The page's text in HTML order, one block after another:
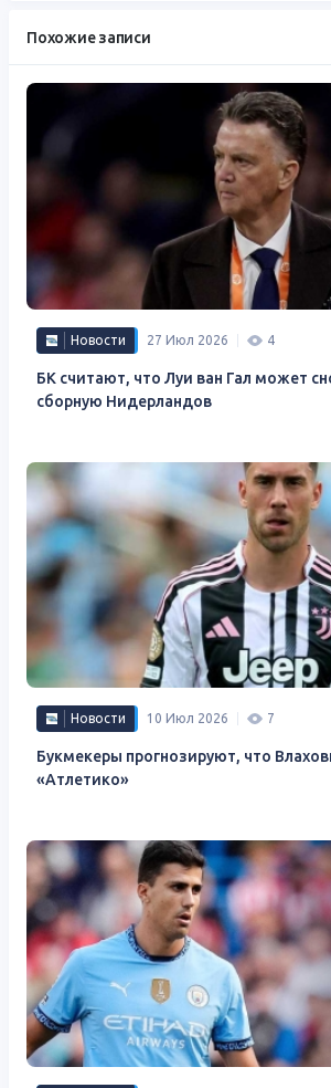
Похожие записи
Новости 27 Июл 2026 4
БК считают, что Луи ван Гал может
сборную Нидерландов
Новости 10 Июл 2026 7
Букмекеры прогнозируют, что
«Атлетико»